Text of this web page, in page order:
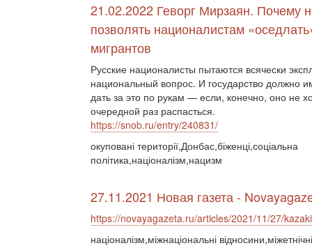
21.02.2022 Геворг Мирзаян. Почему
позволять националистам
мигрантов
Русские националисты пытаются всячески
национальный вопрос. И государство должно
дать за это по рукам — если, конечно, оно не
очередной раз распасться.
https://snob.ru/entry/240831/
окуповані території,Донбас,біженці,соціальна
політика,націоналізм,нацизм
27.11.2021 Новая газета -
https://novayagazeta.ru/articles/2021/11/27/
націоналізм,міжнаціональні